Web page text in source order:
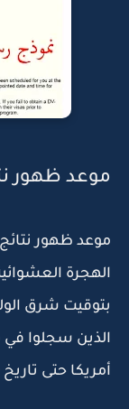
موعد ظهور
الهجرة
بتوقيت شرق
الذين سجلوا في
أمريكا حتى تاريخ 30 سبتمبر المقبل.